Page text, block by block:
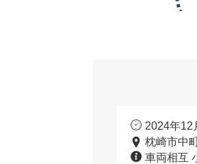
2024年12
枕崎市中
車両相互